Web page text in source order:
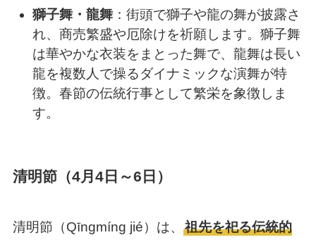
獅子舞・龍舞 ：街頭で獅子や龍の舞が披露さ
れ、商売繁盛や厄除けを祈願します。獅子舞
は華やかな衣装をまとった舞で、龍舞は長い
龍を複数人で操るダイナミックな演舞が特
徴。春節の伝統行事として繁栄を象徴しま
す。
清明節（4月4日～6日）
清明節（Qīngmíng jié）は、 祖先を祀る伝統的